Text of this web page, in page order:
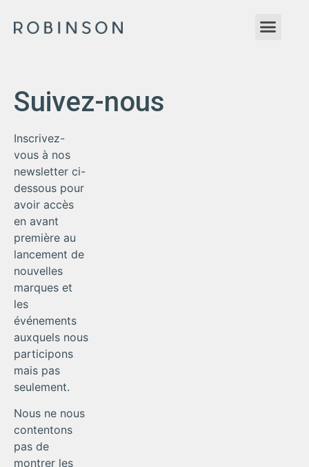
Suivez-nous
Inscrivez-
vous à nos
newsletter ci-
dessous pour
avoir accès
en avant
première au
lancement de
nouvelles
marques et
les
événements
auxquels nous
participons
mais pas
seulement.
Nous ne nous
contentons
pas de
montrer les